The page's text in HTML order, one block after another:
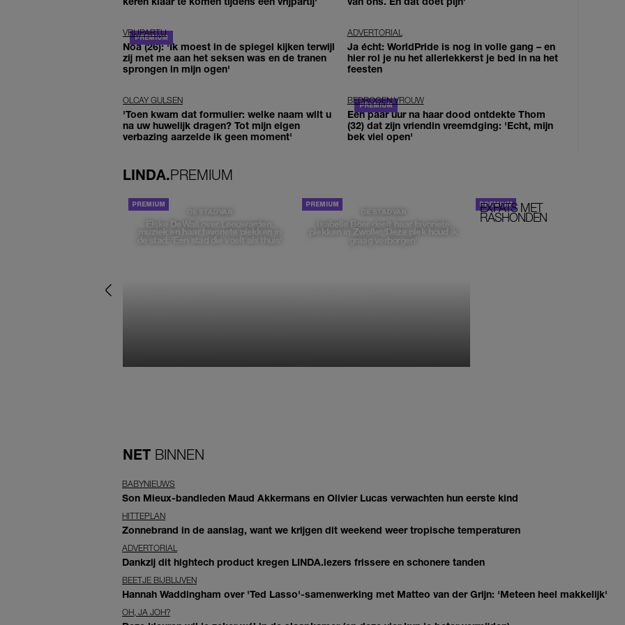
VRIJPARTIJ
Noa (26): 'Ik moest in de spiegel kijken terwijl
zij met me aan het seksen was en de tranen
sprongen in mijn ogen'
ADVERTORIAL
Ja écht: WorldPride is nog in volle gang – en
hier rol je nu het allerlekkerst je bed in na het
feesten
OLCAY GULSEN
'Toen kwam dat formulier: welke naam wilt u
na uw huwelijk dragen? Tot mijn eigen
verbazing aarzelde ik geen moment'
BEDROGEN VROUW
Een paar uur na haar dood ontdekte Thom
(32) dat zijn vriendin vreemdging: 'Echt, mijn
bek viel open'
LINDA.PREMIUM
DE STAD VAN
Elske DeWall over Leeuwarden,
muziek en haar favoriete plekken in
de stad: 'Een stad die voelt als thuis'
DE STAD VAN
Isabelle Boer deelt haar favoriete
plekken in Zwolle: 'Deze plek houd ik
graag verborgen'
EXPATS MET
RASHONDEN
NET BINNEN
BABYNIEUWS
Son Mieux-bandleden Maud Akkermans en Olivier Lucas verwachten hun eerste kind
HITTEPLAN
Zonnebrand in de aanslag, want we krijgen dit weekend weer tropische temperaturen
ADVERTORIAL
Dankzij dit hightech product kregen LINDA.lezers frissere en schonere tanden
BEETJE BIJBLIJVEN
Hannah Waddingham over 'Ted Lasso'-samenwerking met Matteo van der Grijn: 'Meteen heel makkelijk'
OH, JA JOH?